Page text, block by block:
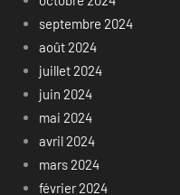
septembre 2024
août 2024
juillet 2024
juin 2024
mai 2024
avril 2024
mars 2024
février 2024